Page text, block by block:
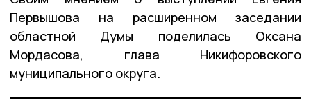
Первышова на расширенном заседании
областной Думы поделилась Оксана
Мордасова, глава Никифоровского
муниципального округа.